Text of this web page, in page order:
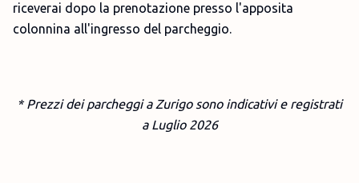
riceverai dopo la prenotazione presso l'apposita
colonnina all'ingresso del parcheggio.
* Prezzi dei parcheggi a Zurigo sono indicativi e registrati
a Luglio 2026